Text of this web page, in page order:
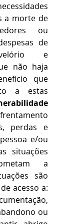
a morte de
ou
de
e
não haja
que
a estas
perdas e
e/ou
situações
a
são
acesso a:
ou